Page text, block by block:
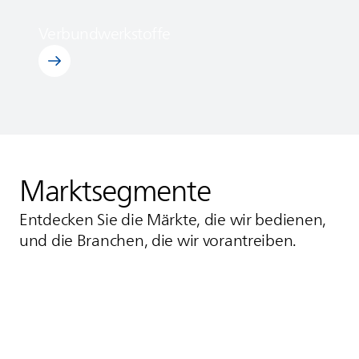
Marktsegmente
Entdecken Sie die Märkte, die wir bedienen,
und die Branchen, die wir vorantreiben.